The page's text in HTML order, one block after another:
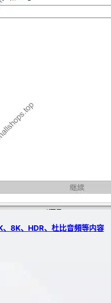
8K、HDR、杜比音頻等内容